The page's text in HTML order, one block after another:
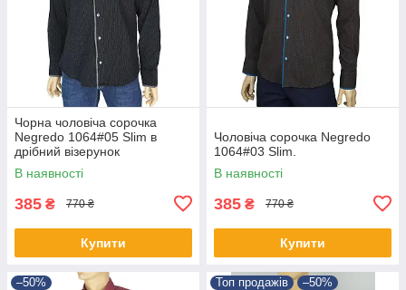
Чорна чоловіча сорочка
Negredo 1064#05 Slim в
дрібний візерунок
В наявності
385 ₴ 770 ₴
Купити
Чоловіча сорочка Negredo
1064#03 Slim.
В наявності
385 ₴ 770 ₴
Купити
–50% Топ продажів –50%